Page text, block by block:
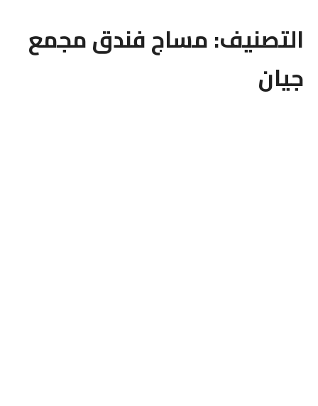
التصنيف:مساج فندق مجمع
جيان